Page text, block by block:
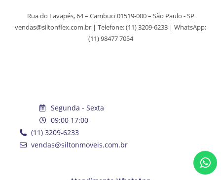
Rua do Lavapés, 64 – Cambuci 01519-000 – São Paulo - SP
vendas@siltonflex.com.br | Telefone:(11) 3209-6233 | WhatsApp:
(11) 98477 7054
Segunda - Sexta
09:00 17:00
(11) 3209-6233
vendas@siltonmoveis.com.br